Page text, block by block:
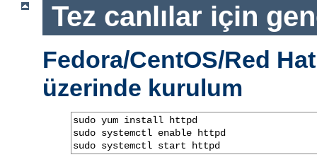
Tez canlılar için
Fedora/CentOS/Red
üzerinde kurulum
sudo yum install httpd
sudo systemctl enable httpd
sudo systemctl start httpd